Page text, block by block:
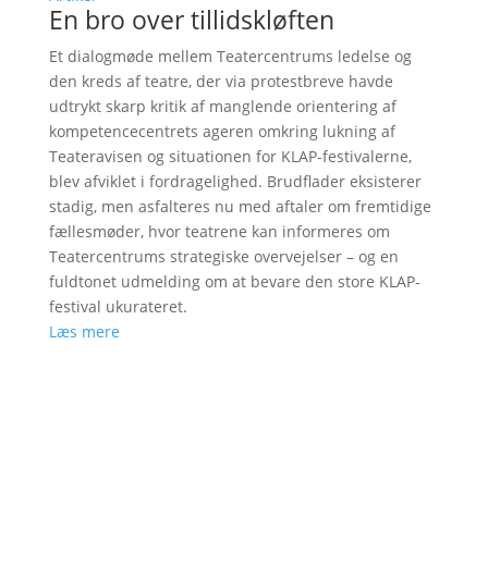
En bro over tillidskløften
Et dialogmøde mellem Teatercentrums ledelse og
den kreds af teatre, der via protestbreve havde
udtrykt skarp kritik af manglende orientering af
kompetencecentrets ageren omkring lukning af
Teateravisen og situationen for KLAP-festivalerne,
blev afviklet i fordragelighed. Brudflader eksisterer
stadig, men asfalteres nu med aftaler om fremtidige
fællesmøder, hvor teatrene kan informeres om
Teatercentrums strategiske overvejelser – og en
fuldtonet udmelding om at bevare den store KLAP-
festival ukurateret.
Læs mere